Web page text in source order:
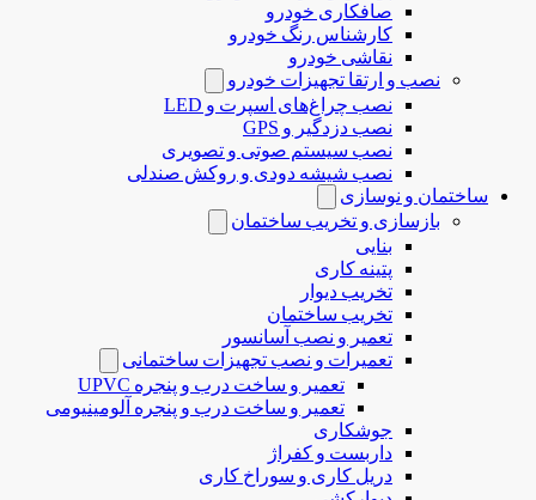
صافکاری خودرو
کارشناس رنگ خودرو
نقاشی خودرو
نصب و ارتقا تجهیزات خودرو
نصب چراغ‌های اسپرت و LED
نصب دزدگیر و GPS
نصب سیستم صوتی و تصویری
نصب شیشه دودی و روکش صندلی
ساختمان و نوسازی
بازسازی و تخریب ساختمان
بنایی
پتینه کاری
تخریب دیوار
تخریب ساختمان
تعمیر و نصب آسانسور
تعمیرات و نصب تجهیزات ساختمانی
تعمیر و ساخت درب و پنجره UPVC
تعمیر و ساخت درب و پنجره آلومینیومی
جوشکاری
داربست و کفراژ
دریل کاری و سوراخ کاری